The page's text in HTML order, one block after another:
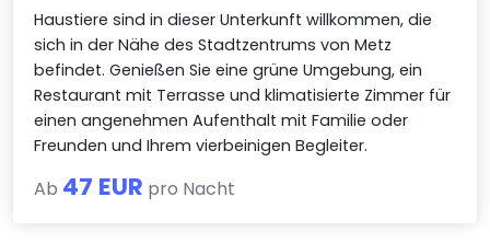
Haustiere sind in dieser Unterkunft willkommen, die
sich in der Nähe des Stadtzentrums von Metz
befindet. Genießen Sie eine grüne Umgebung, ein
Restaurant mit Terrasse und klimatisierte Zimmer für
einen angenehmen Aufenthalt mit Familie oder
Freunden und Ihrem vierbeinigen Begleiter.
Ab 47 EUR pro Nacht